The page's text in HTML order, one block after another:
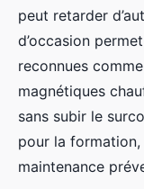
peut retarder
d’occasion
reconnues comme
magnétiques
sans subir le
pour la
maintenance